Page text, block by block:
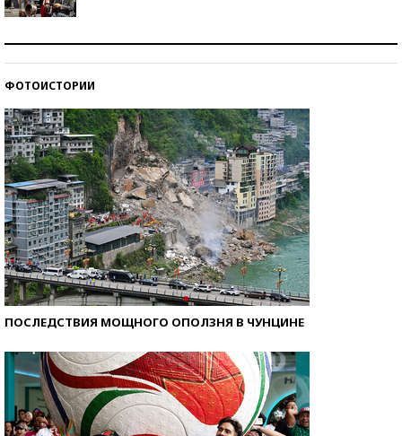
ФОТОИСТОРИИ
ПОСЛЕДСТВИЯ МОЩНОГО ОПОЛЗНЯ В ЧУНЦИНЕ